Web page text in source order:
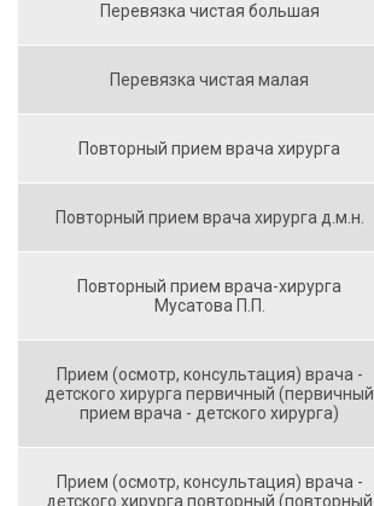
Перевязка чистая большая
Перевязка чистая малая
Повторный прием врача хирурга
Повторный прием врача хирурга д.м.н.
Повторный прием врача-хирурга
Мусатова П.П.
Прием (осмотр, консультация) врача -
детского хирурга первичный (первичный
прием врача - детского хирурга)
Прием (осмотр, консультация) врача -
детского хирурга повторный (повторный